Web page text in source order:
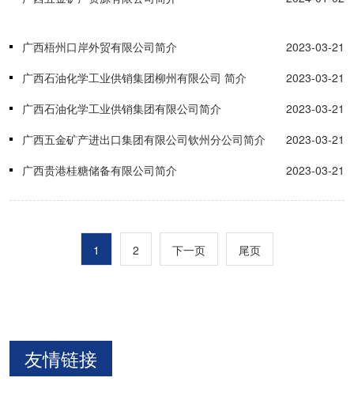
广西梧州口岸外贸有限公司简介
2023-03-21
广西石油化学工业供销集团柳州有限公司 简介
2023-03-21
广西石油化学工业供销集团有限公司简介
2023-03-21
广西五金矿产进出口集团有限公司钦州分公司简介
2023-03-21
广西贵港桂糖储备有限公司简介
2023-03-21
1 2 下一页 尾页
友情链接